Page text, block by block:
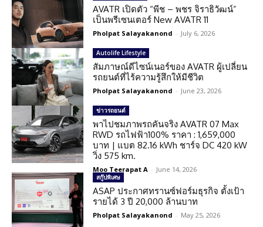
AVATR เปิดตัว “พีช – พชร จิราธิวัฒน์”
เป็นพรีเซนเตอร์ New AVATR 11
Pholpat Salayakanond - July 6, 2026
Autolife Lifestyle
สัมภาษณ์ดีไซน์เนอร์ของ AVATR ผู้เปลี่ยน
รถยนต์ที่ไร้ความรู้สึกให้มีชีวิต
Pholpat Salayakanond - June 23, 2026
ข่าวรถยนต์
พาไปชมภาพรถคันจริง AVATR 07 Max
RWD รถไฟฟ้า100% ราคา : 1,659,000
บาท | แบต 82.16 kWh ชาร์จ DC 420 kW
วิ่ง 575 km.
Moo Teerapat A - June 14, 2026
สกู๊ปพิเศษ
ASAP ประกาศทรานซ์ฟอร์มธุรกิจ ตั้งเป้า
รายได้ 3 ปี 20,000 ล้านบาท
Pholpat Salayakanond - May 25, 2026